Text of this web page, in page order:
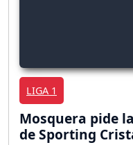
LIGA 1
Mosquera pide
de Sporting